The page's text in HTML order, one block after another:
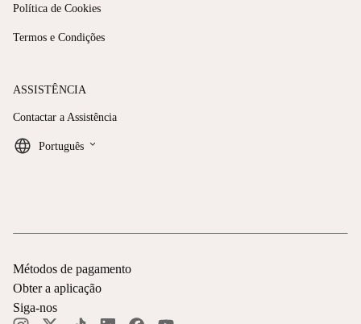
Política de Cookies
Termos e Condições
ASSISTÊNCIA
Contactar a Assistência
Português keyboard_arrow_down
Métodos de pagamento
Obter a aplicação
Siga-nos